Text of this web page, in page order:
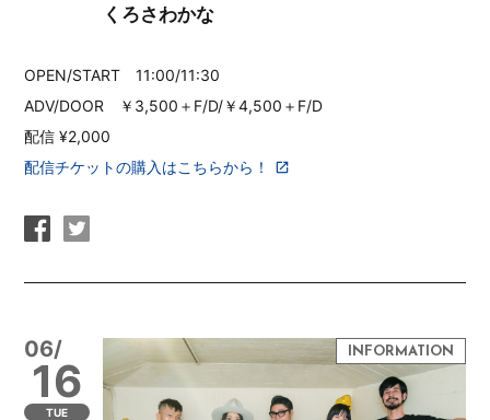
くろさわかな
OPEN/START 11:00/11:30
ADV/DOOR ￥3,500＋F/D/￥4,500＋F/D
配信 ¥2,000
配信チケットの購入はこちらから！
06/
16
TUE